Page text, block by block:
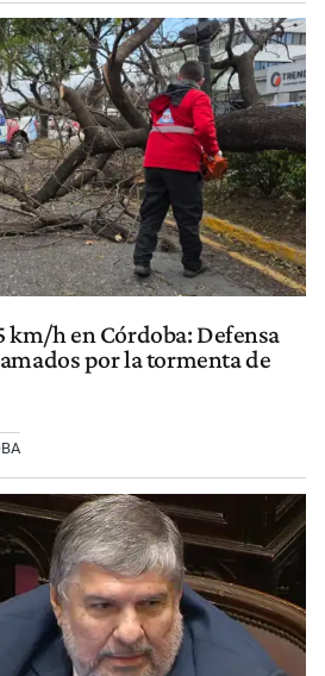
km/h en Córdoba: Defensa
por la tormenta de